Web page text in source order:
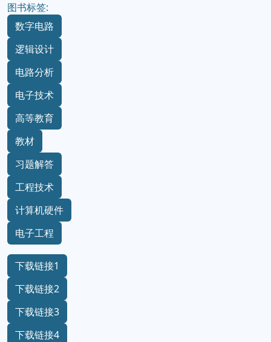
图书标签:
数字电路
逻辑设计
电路分析
电子技术
高等教育
教材
习题解答
工程技术
计算机硬件
电子工程
下载链接1
下载链接2
下载链接3
下载链接4